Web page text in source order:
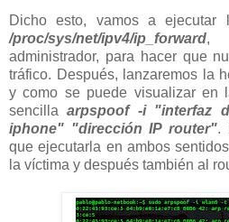
Dicho esto, vamos a ejecutar
/proc/sys/net/ipv4/ip_forward,
administrador, para hacer que
tráfico. Después, lanzaremos la
y como se puede visualizar en
sencillaarpspoof -i "interfaz
iphone" "dirección IP router".
que ejecutarla en ambos
la víctima y después también al